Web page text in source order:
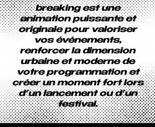
breaking est une
animation puissante et
originale pour valoriser
vos événements,
renforcer la dimension
urbaine et moderne de
votre programmation et
créer un moment fort lors
d’un lancement ou d’un
festival.